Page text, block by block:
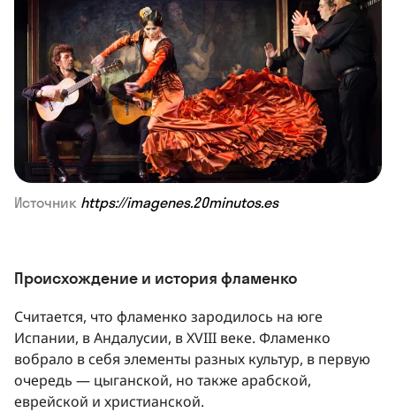
Источник https://imagenes.20minutos.es
Происхождение и история фламенко
Считается, что фламенко зародилось на юге
Испании, в Андалусии, в XVIII веке. Фламенко
вобрало в себя элементы разных культур, в первую
очередь — цыганской, но также арабской,
еврейской и христианской.